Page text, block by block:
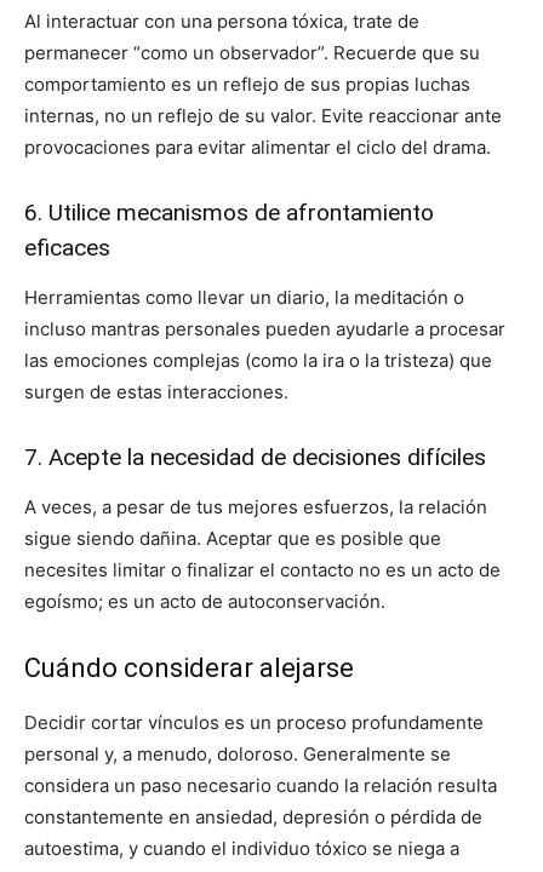
Al interactuar con una persona tóxica, trate de
permanecer “como un observador”. Recuerde que su
comportamiento es un reflejo de sus propias luchas
internas, no un reflejo de su valor. Evite reaccionar ante
provocaciones para evitar alimentar el ciclo del drama.
6. Utilice mecanismos de afrontamiento
eficaces
Herramientas como llevar un diario, la meditación o
incluso mantras personales pueden ayudarle a procesar
las emociones complejas (como la ira o la tristeza) que
surgen de estas interacciones.
7. Acepte la necesidad de decisiones difíciles
A veces, a pesar de tus mejores esfuerzos, la relación
sigue siendo dañina. Aceptar que es posible que
necesites limitar o finalizar el contacto no es un acto de
egoísmo; es un acto de autoconservación.
Cuándo considerar alejarse
Decidir cortar vínculos es un proceso profundamente
personal y, a menudo, doloroso. Generalmente se
considera un paso necesario cuando la relación resulta
constantemente en ansiedad, depresión o pérdida de
autoestima, y ​​cuando el individuo tóxico se niega a